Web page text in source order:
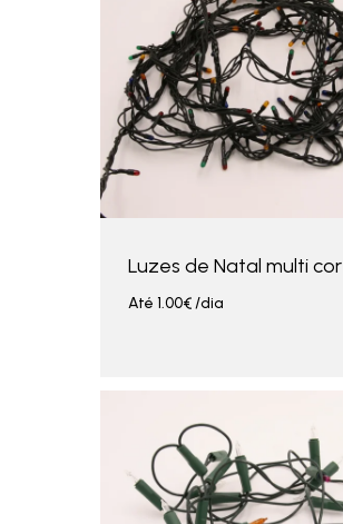
Luzes de Natal multi cor
Até 1.00€/dia